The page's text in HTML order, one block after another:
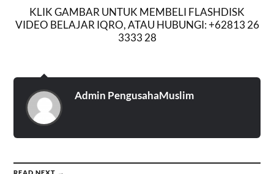
KLIK GAMBAR UNTUK MEMBELI FLASHDISK
VIDEO BELAJAR IQRO, ATAU HUBUNGI: +62813 26
3333 28
Admin PengusahaMuslim